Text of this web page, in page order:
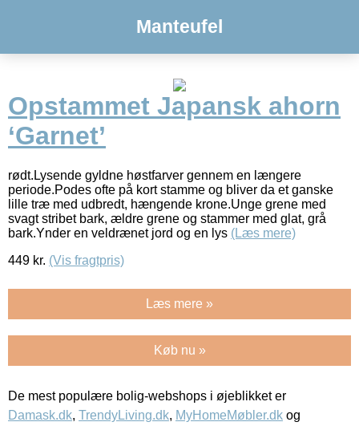
Manteufel
Opstammet Japansk ahorn
‘Garnet’
rødt.Lysende gyldne høstfarver gennem en længere
periode.Podes ofte på kort stamme og bliver da et ganske
lille træ med udbredt, hængende krone.Unge grene med
svagt stribet bark, ældre grene og stammer med glat, grå
bark.Ynder en veldrænet jord og en lys (Læs mere)
449 kr. (Vis fragtpris)
Læs mere »
Køb nu »
De mest populære bolig-webshops i øjeblikket er
Damask.dk, TrendyLiving.dk, MyHomeMøbler.dk og